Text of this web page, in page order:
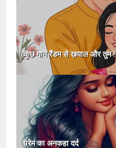
कुछ गाने रैंडम से ख़याल और तुम !
प्रेम का अनकहा दर्द